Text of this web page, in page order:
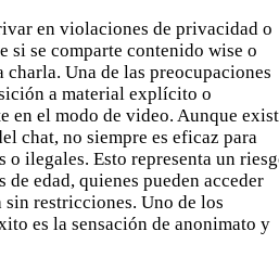
en violaciones de privacidad o
si se comparte contenido wise o
Una de las preocupaciones
a material explícito o
en el modo de video. Aunque
chat, no siempre es eficaz para
ilegales. Esto representa un
edad, quienes pueden acceder
restricciones. Uno de los
es la sensación de anonimato y